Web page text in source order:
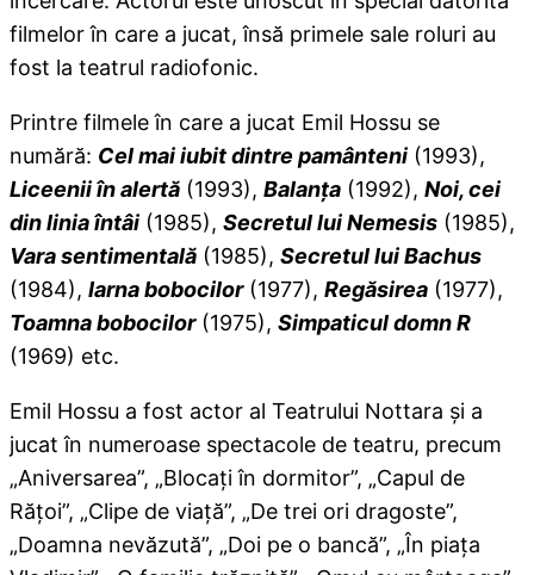
filmelor în care a jucat, însă primele sale roluri au
fost la teatrul radiofonic.
Printre filmele în care a jucat Emil Hossu se
numără: Cel mai iubit dintre pamânteni (1993),
Liceenii în alertă (1993), Balanţa (1992), Noi, cei
din linia întâi (1985), Secretul lui Nemesis (1985),
Vara sentimentală (1985), Secretul lui Bachus
(1984), Iarna bobocilor(1977), Regăsirea (1977),
Toamna bobocilor(1975), Simpaticul domn R
(1969) etc.
Emil Hossu a fost actor al Teatrului Nottara şi a
jucat în numeroase spectacole de teatru, precum
„Aniversarea”, „Blocaţi în dormitor”, „Capul de
Răţoi”, „Clipe de viaţă”, „De trei ori dragoste”,
„Doamna nevăzută”, „Doi pe o bancă”, „În piaţa